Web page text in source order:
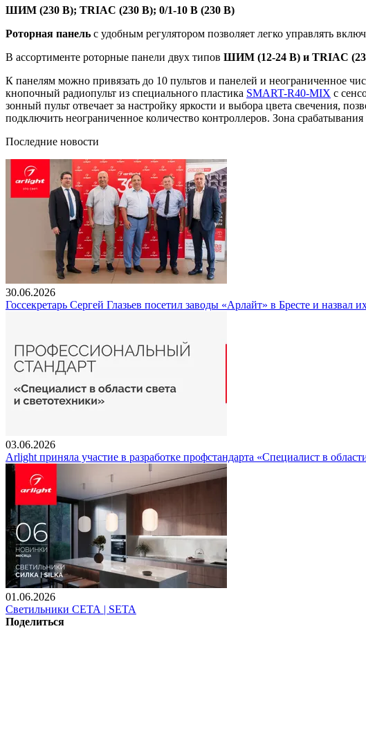
ШИМ (230 В); TRIAC (230 В); 0/1-10 В (230 В)
Роторная панель с удобным регулятором позволяет легко управлять
В ассортименте роторные панели двух типов ШИМ (12-24 В) и TRIAC
К панелям можно привязать до 10 пультов и панелей и неограниченное
кнопочный радиопульт из специального пластика SMART-R40-MIX с
зонный пульт отвечает за настройку яркости и выбора цвета свечения,
подключить неограниченное количество контроллеров. Зона
Последние новости
30.06.2026
Госсекретарь Сергей Глазьев посетил заводы «Арлайт» в Бресте и назвал
03.06.2026
Arlight приняла участие в разработке профстандарта «Специалист в
01.06.2026
Светильники СЕТА | SETA
Поделиться